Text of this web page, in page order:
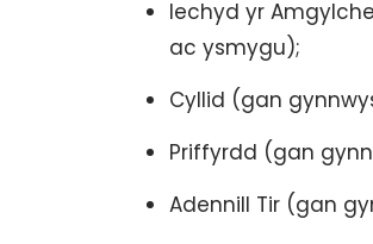
Iechyd yr
ac ysmygu);
Cyllid (gan
Priffyrdd (gan
Adennill Tir (gan